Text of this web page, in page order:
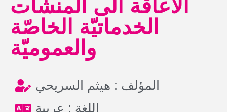
الاعاقة الى المنشآت
الخدماتيّة الخاصّة
والعموميّة
المؤلف : هيثم السريحي
اللغة : عربية